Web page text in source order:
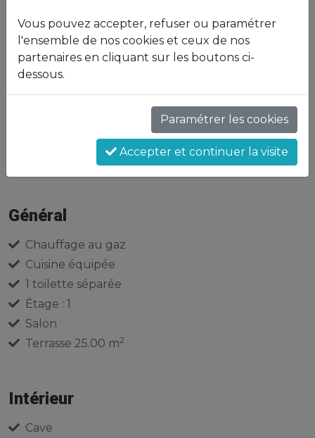
1 CUISINE ÉQUIPÉE ENSEMBLE avec le LIVING, 1
SALLE DE DOUCHE, WC SÉPARÉ, CAVE PRIVATIVE, 2
PARKINGS INTÉRIEURS, BUANDERIE COMMUNE,
ASCENSEUR, BONNES FINITIONS, VOLETS
ÉLECTRIQUES, VIDÉOPHONE, BONNE SITUATION
EXCEPTIONNELLE ET TRÈS CALME, PROCHE DE
TOUTES COMMODITÉS ET DE LA NAMSA.
Général
Chauffage au gaz
Cuisine équipée
1 toilette séparée
Étage : 1
Salon
Terrasse 25.00 m2
Intérieur
Cave
Vous pouvez accepter, refuser ou paramétrer
l'ensemble de nos cookies et ceux de nos
partenaires en cliquant sur les boutons ci-
dessous.
Paramétrer les cookies
Accepter et continuer la visite